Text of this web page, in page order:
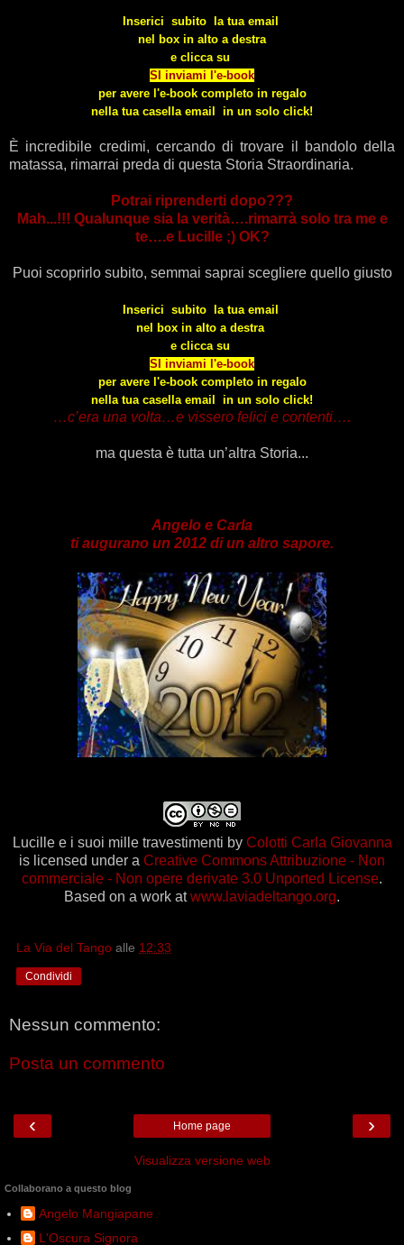
Inserici subito la tua email
nel box in alto a destra
e clicca su
SI inviami l'e-book
per avere l'e-book completo in regalo
nella tua casella email in un solo click!
È incredibile credimi, cercando di trovare il bandolo della
matassa, rimarrai preda di questa Storia Straordinaria.
Potrai riprenderti dopo???
Mah...!!! Qualunque sia la verità….rimarrà solo tra me e
te….e Lucille ;) OK?
Puoi scoprirlo subito, semmai saprai scegliere quello giusto
Inserici subito la tua email
nel box in alto a destra
e clicca su
SI inviami l'e-book
per avere l'e-book completo in regalo
nella tua casella email in un solo click!
…c’era una volta…e vissero felici e contenti….
ma questa è tutta un’altra Storia...
Angelo e Carla
ti augurano un 2012 di un altro sapore.
Lucille e i suoi mille travestimenti by Colotti Carla Giovanna
is licensed under a Creative Commons Attribuzione - Non
commerciale - Non opere derivate 3.0 Unported License.
Based on a work atwww.laviadeltango.org.
La Via del Tango alle 12:33
Condividi
Nessun commento:
Posta un commento
‹ ›
Home page
Visualizza versione web
Collaborano a questo blog
Angelo Mangiapane
L'Oscura Signora